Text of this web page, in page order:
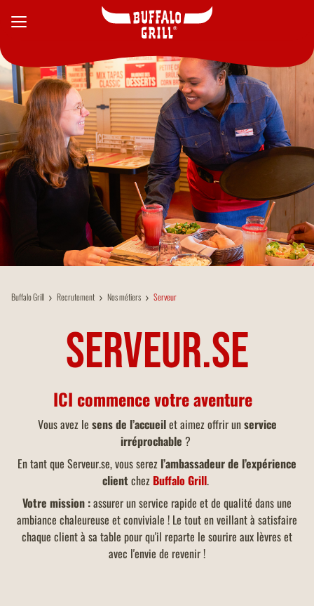
Aller au contenu principal
Buffalo Grill Recrutement Nos métiers Serveur
Serveur.se
ICI commence votre aventure
Vous avez le sens de l’accueilet aimez offrir unservice
irréprochable ?
En tant que Serveur.se, vous serez l’ambassadeur de l’expérience
clientchez Buffalo Grill.
Votre mission :assurer un service rapide et de qualité dans une
ambiance chaleureuse et conviviale ! Le tout en veillant à satisfaire
chaque client à sa table pour qu'il reparte le sourire aux lèvres et
avec l'envie de revenir !